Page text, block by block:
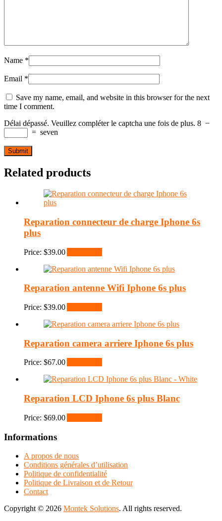
Name *
Email *
Save my name, email, and website in this browser for the next
time I comment.
Délai dépassé. Veuillez compléter le captcha une fois de plus. 8 −
= seven
Related products
Reparation connecteur de charge Iphone 6s
plus
Price: $39.00
Reparation antenne Wifi Iphone 6s plus
Price: $39.00
Reparation camera arriere Iphone 6s plus
Price: $67.00
Reparation LCD Iphone 6s plus Blanc
Price: $69.00
Informations
A propos de nous
Conditions générales d’utilisation
Politique de confidentialité
Politique de Livraison et de Retour
Contact
Copyright © 2026 Montek Solutions. All rights reserved.